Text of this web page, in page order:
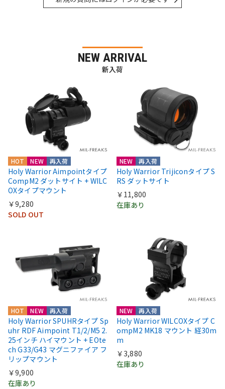
NEW ARRIVAL
新入荷
HOT NEW 再入荷
Holy Warrior Aimpointタイプ
CompM2 ダットサイト + WILC
OXタイプマウント
￥9,280
SOLD OUT
NEW 再入荷
Holy Warrior Trijiconタイプ S
RS ダットサイト
￥11,800
在庫あり
HOT NEW 再入荷
Holy Warrior SPUHRタイプ Sp
uhr RDF Aimpoint T1/2/M5 2.
25インチ ハイマウント + EOte
ch G33/G43 マグニファイア フ
リップマウント
￥9,900
在庫あり
NEW 再入荷
Holy Warrior WILCOXタイプ C
ompM2 MK18 マウント 経30m
m
￥3,880
在庫あり